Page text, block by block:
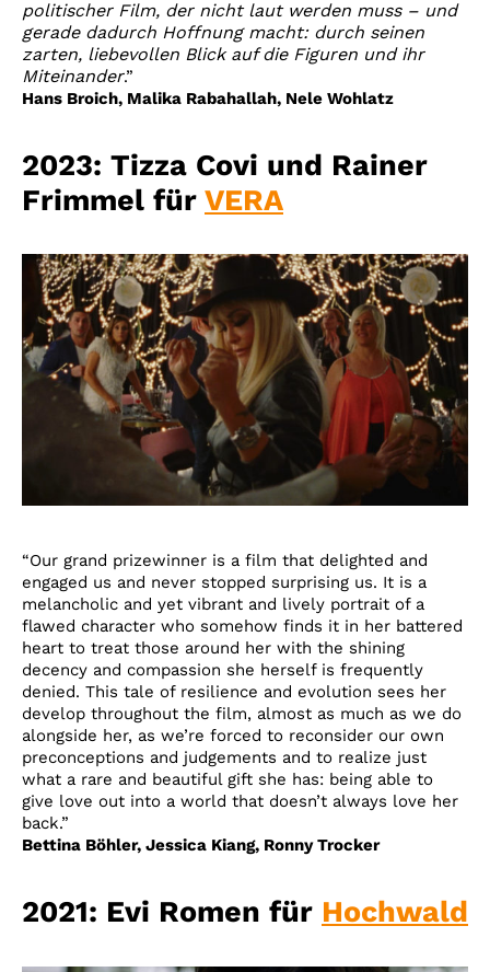
politischer Film, der nicht laut werden muss – und
gerade dadurch Hoffnung macht: durch seinen
zarten, liebevollen Blick auf die Figuren und ihr
Miteinander.”
Hans Broich, Malika Rabahallah, Nele Wohlatz
2023: Tizza Covi und Rainer
Frimmel für VERA
“Our grand prizewinner is a film that delighted and
engaged us and never stopped surprising us. It is a
melancholic and yet vibrant and lively portrait of a
flawed character who somehow finds it in her battered
heart to treat those around her with the shining
decency and compassion she herself is frequently
denied. This tale of resilience and evolution sees her
develop throughout the film, almost as much as we do
alongside her, as we’re forced to reconsider our own
preconceptions and judgements and to realize just
what a rare and beautiful gift she has: being able to
give love out into a world that doesn’t always love her
back.”
Bettina Böhler, Jessica Kiang, Ronny Trocker
2021: Evi Romen für Hochwald